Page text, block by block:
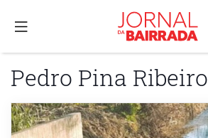
Pedro Pina Ribeiro